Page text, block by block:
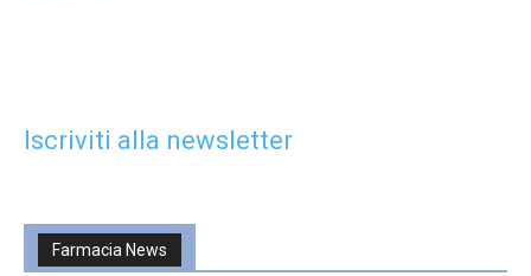
Iscriviti alla newsletter
Farmacia News